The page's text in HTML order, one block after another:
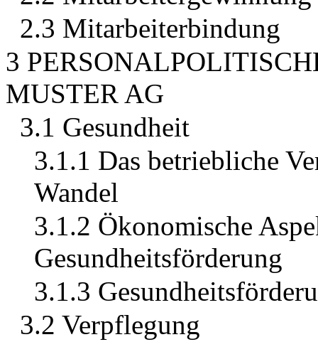
2.3 Mitarbeiterbindung
3
MUSTER AG
3.1 Gesundheit
3.1.1 Das betriebliche
Wandel
3.1.2 Ökonomische
Gesundheitsförderung
3.1.3
3.2 Verpflegung